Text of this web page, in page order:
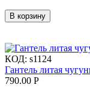
В корзину
КОД: s1124
Гантель литая
790.00 Р